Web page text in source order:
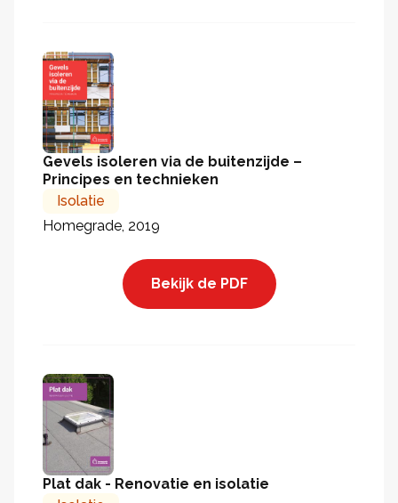
Gevels isoleren via de buitenzijde –
Principes en technieken
Isolatie
Homegrade, 2019
Bekijk de PDF
Plat dak - Renovatie en isolatie